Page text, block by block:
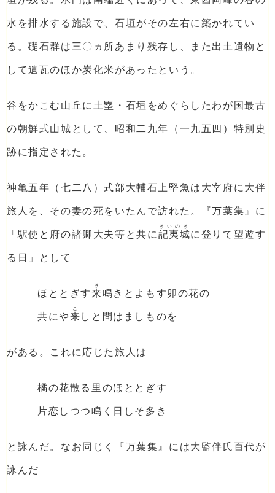
水を排水する施設で、石垣がその左右に築かれてい
る。礎石群は三〇ヵ所あまり残存し、また出土遺物と
して遺瓦のほか炭化米があったという。
谷をかこむ山丘に土塁・石垣をめぐらしたわが国最古
の朝鮮式山城として、昭和二九年（一九五四）特別史
跡に指定された。
神亀五年（七二八）式部大輔石上堅魚は大宰府に大伴
旅人を、その妻の死をいたんで訪れた。『万葉集』に
「駅使と府の諸卿大夫等と共に 記夷城
きいのき
に登りて望遊す
る日」として
ほととぎす来
き
鳴きとよもす卯の花の
共にや来
こ
しと問はましものを
がある。これに応じた旅人は
橘の花散る里のほととぎす
片恋しつつ鳴く日しそ多き
と詠んだ。なお同じく『万葉集』には大監伴氏百代が
詠んだ